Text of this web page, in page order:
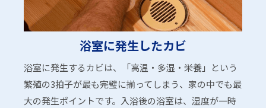
浴室に発生したカビ
浴室に発生するカビは、「高温・多湿・栄養」という
繁殖の3拍子が最も完璧に揃ってしまう、家の中でも最
大の発生ポイントです。入浴後の浴室は、湿度が一時